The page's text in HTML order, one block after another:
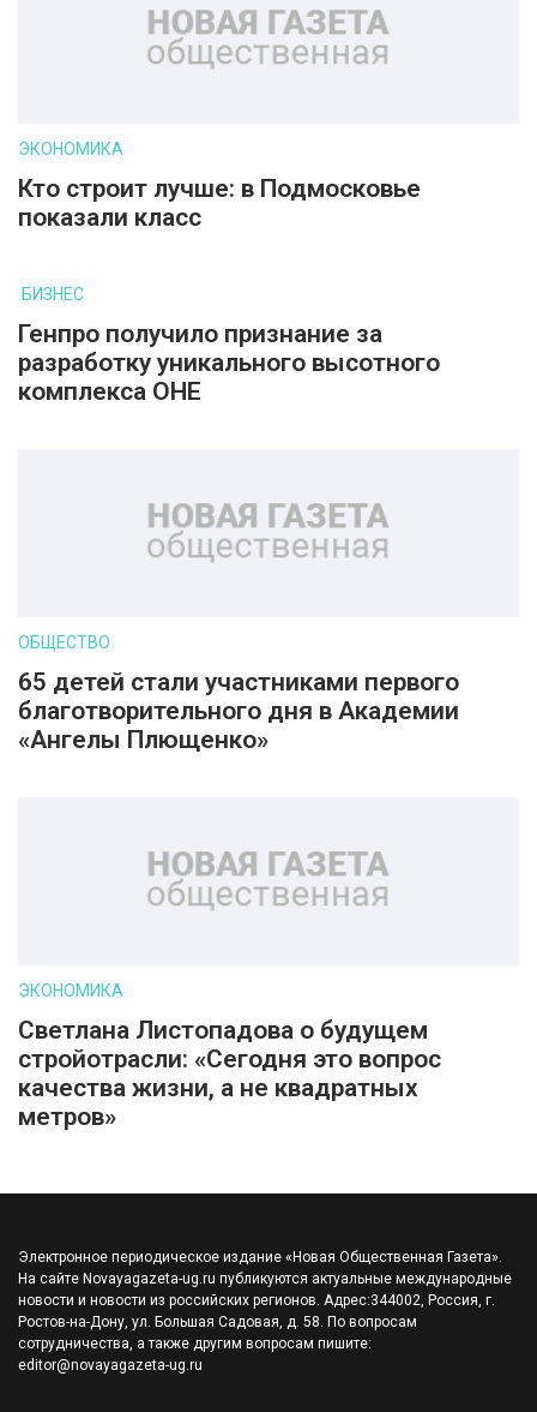
ЭКОНОМИКА
Кто строит лучше: в Подмосковье
показали класс
БИЗНЕС
Генпро получило признание за
разработку уникального высотного
комплекса ОНЕ
ОБЩЕСТВО
65 детей стали участниками первого
благотворительного дня в Академии
«Ангелы Плющенко»
ЭКОНОМИКА
Светлана Листопадова о будущем
стройотрасли: «Сегодня это вопрос
качества жизни, а не квадратных
метров»
Электронное периодическое издание «Новая Общественная Газета».
На сайте Novayagazeta-ug.ru публикуются актуальные международные
новости и новости из российских регионов. Адрес:344002, Россия, г.
Ростов-на-Дону, ул. Большая Садовая, д. 58. По вопросам
сотрудничества, а также другим вопросам пишите:
editor@novayagazeta-ug.ru